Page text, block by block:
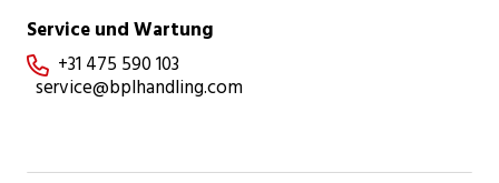
Service und Wartung
 +31 475 590 103
service@bplhandling.com